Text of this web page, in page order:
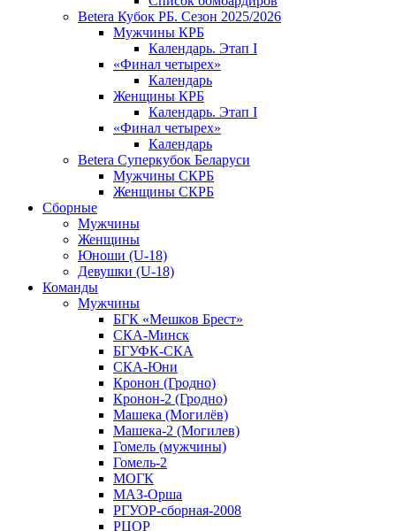
Betera Кубок РБ. Сезон 2025/2026
Мужчины КРБ
Календарь. Этап I
«Финал четырех»
Календарь
Женщины КРБ
Календарь. Этап I
«Финал четырех»
Календарь
Betera Суперкубок Беларуси
Мужчины СКРБ
Женщины СКРБ
Сборные
Мужчины
Женщины
Юноши (U-18)
Девушки (U-18)
Команды
Мужчины
БГК «Мешков Брест»
СКА-Минск
БГУФК-СКА
СКА-Юни
Кронон (Гродно)
Кронон-2 (Гродно)
Машека (Могилёв)
Машека-2 (Могилев)
Гомель (мужчины)
Гомель-2
МОГК
МАЗ-Орша
РГУОР-сборная-2008
РЦОР